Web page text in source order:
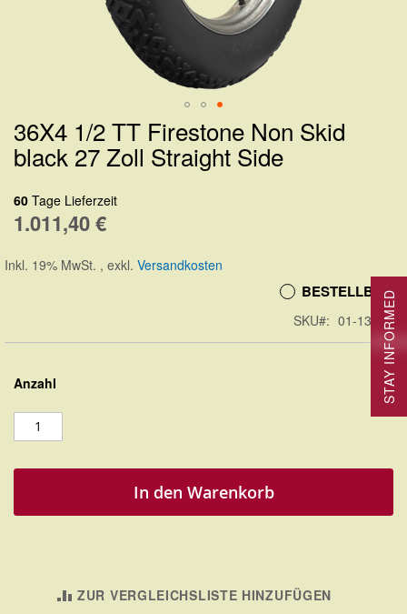
Zum
Anfang
Bildergalerie
springen
36X4 1/2 TT Firestone Non Skid
black 27 Zoll Straight Side
60 Tage Lieferzeit
1.011,40 €
Inkl. 19% MwSt. , exkl. Versandkosten
BESTELLBAR
SKU 01-13473
Anzahl
In den Warenkorb
ZUR VERGLEICHSLISTE HINZUFÜGEN
STAY INFORMED